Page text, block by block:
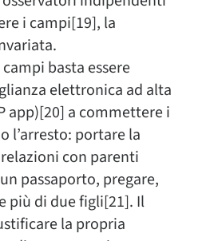
i campi[19], la
basta essere
elettronica ad alta
app)[20] a commettere i
l’arresto: portare la
con parenti
passaporto, pregare,
più di due figli[21]. Il
la propria